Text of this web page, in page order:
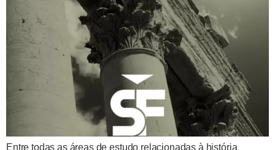
Entre todas as áreas de estudo relacionadas à história